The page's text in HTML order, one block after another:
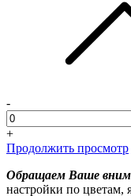
-
+
Продолжить просмотр
Обращаем Ваше
настройки по цветам,